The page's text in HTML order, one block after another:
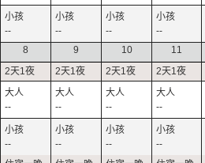
-- -- -- --
8
--
--
9
--
--
10
--
--
11
--
--